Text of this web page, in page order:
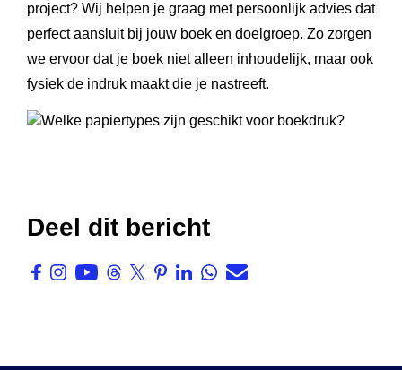
project? Wij helpen je graag met persoonlijk advies dat
perfect aansluit bij jouw boek en doelgroep. Zo zorgen
we ervoor dat je boek niet alleen inhoudelijk, maar ook
fysiek de indruk maakt die je nastreeft.
Deel dit bericht